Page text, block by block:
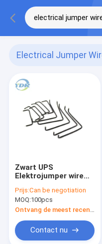
Electrical Jumper
Zwart UPS
Elektrojumper wire
PCB-Raad
Prijs:Can be negotiation
MOQ:100pcs
Contact nu